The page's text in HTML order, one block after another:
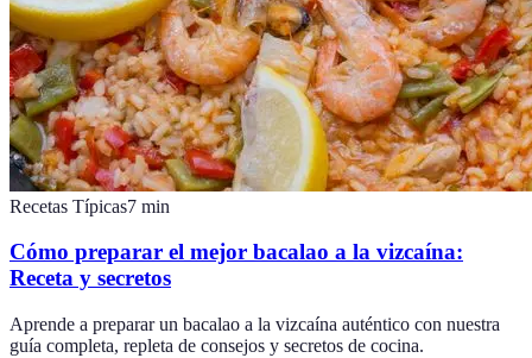
Recetas Típicas7 min
Cómo preparar el mejor bacalao a la vizcaína:
Receta y secretos
Aprende a preparar un bacalao a la vizcaína auténtico con nuestra
guía completa, repleta de consejos y secretos de cocina.